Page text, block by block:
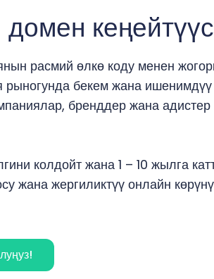
расмий өлкө коду менен
бекем жана ишенимдүү
бренддер жана
колдойт жана 1 – 10 жылга
жана жергиликтүү онлайн